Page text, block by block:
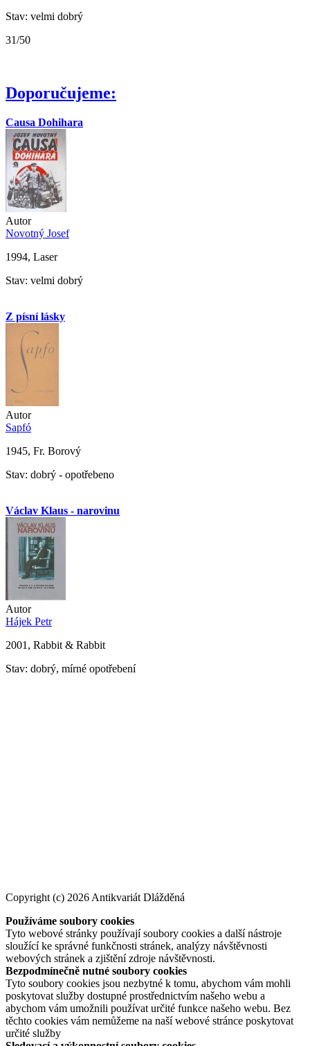
Stav: velmi dobrý
31/50
Doporučujeme:
Causa Dohihara
Autor
Novotný Josef
1994, Laser
Stav: velmi dobrý
Z písní lásky
Autor
Sapfó
1945, Fr. Borový
Stav: dobrý - opotřebeno
Václav Klaus - narovinu
Autor
Hájek Petr
2001, Rabbit & Rabbit
Stav: dobrý, mírné opotřebení
Copyright (c) 2026 Antikvariát Dlážděná
Používáme soubory cookies
Tyto webové stránky používají soubory cookies a další nástroje
sloužící ke správné funkčnosti stránek, analýzy návštěvnosti
webových stránek a zjištění zdroje návštěvnosti.
Bezpodmínečně nutné soubory cookies
Tyto soubory cookies jsou nezbytné k tomu, abychom vám mohli
poskytovat služby dostupné prostřednictvím našeho webu a
abychom vám umožnili používat určité funkce našeho webu. Bez
těchto cookies vám nemůžeme na naší webové stránce poskytovat
určité služby